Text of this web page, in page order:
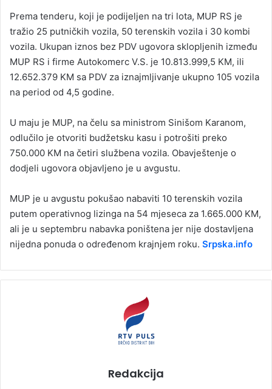
Prema tenderu, koji je podijeljen na tri lota, MUP RS je
tražio 25 putničkih vozila, 50 terenskih vozila i 30 kombi
vozila. Ukupan iznos bez PDV ugovora sklopljenih između
MUP RS i firme Autokomerc V.S. je 10.813.999,5 KM, ili
12.652.379 KM sa PDV za iznajmljivanje ukupno 105 vozila
na period od 4,5 godine.
U maju je MUP, na čelu sa ministrom Sinišom Karanom,
odlučilo je otvoriti budžetsku kasu i potrošiti preko
750.000 KM na četiri službena vozila. Obavještenje o
dodjeli ugovora objavljeno je u avgustu.
MUP je u avgustu pokušao nabaviti 10 terenskih vozila
putem operativnog lizinga na 54 mjeseca za 1.665.000 KM,
ali je u septembru nabavka poništena jer nije dostavljena
nijedna ponuda o određenom krajnjem roku. Srpska.info
Redakcija